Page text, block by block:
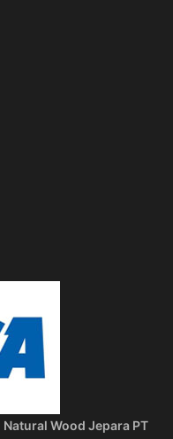
Natural Wood Jepara PT